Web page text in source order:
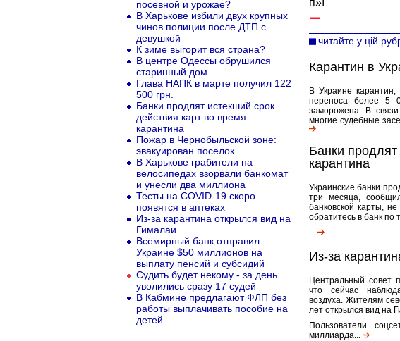
п»ї
читайте у цій
Карантин в
В Украине
переноса более 5
заморожена. В
многие судебные
Банки
карантина
Украинские банки
три месяца,
банковской карты,
обратитесь в банк
...
Из-за
Центральный совет
что сейчас
воздуха. Жителям
лет открылся вид на
Пользователи
миллиарда...
посевной и урожае?
В Харькове избили двух крупных
чинов полиции после ДТП с
девушкой
К зиме выгорит вся страна?
В центре Одессы обрушился
старинный дом
Глава НАПК в марте получил 122
500 грн.
Банки продлят истекший срок
действия карт во время
карантина
Пожар в Чернобыльской зоне:
эвакуирован поселок
В Харькове грабители на
велосипедах взорвали банкомат
и унесли два миллиона
Тесты на COVID-19 скоро
появятся в аптеках
Из-за карантина открылся вид на
Гималаи
Всемирный банк отправил
Украине $50 миллионов на
выплату пенсий и субсидий
Судить будет некому - за день
уволились сразу 17 судей
В Кабмине предлагают ФЛП без
работы выплачивать пособие на
детей